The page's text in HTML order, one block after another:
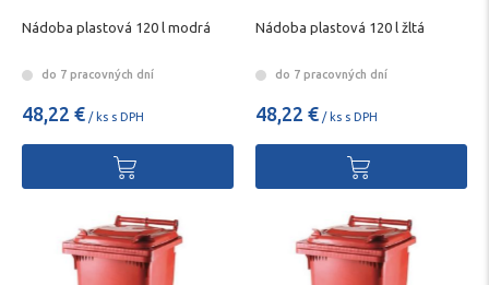
Nádoba plastová 120 l modrá
do 7 pracovných dní
48,22 € / ks s DPH
Nádoba plastová 120 l žltá
do 7 pracovných dní
48,22 € / ks s DPH